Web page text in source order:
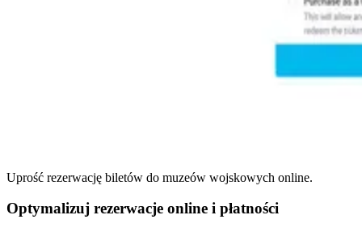
Uprość rezerwację biletów do muzeów wojskowych online.
Optymalizuj rezerwacje online i płatności